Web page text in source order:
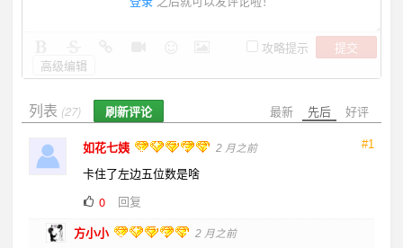
攻略提示
提交
高级编辑
最新 先后 好评
列表 (27) 刷新评论
#1
如花七姨 2 月之前
卡住了左边五位数是啥
0
回复
方小小 2 月之前